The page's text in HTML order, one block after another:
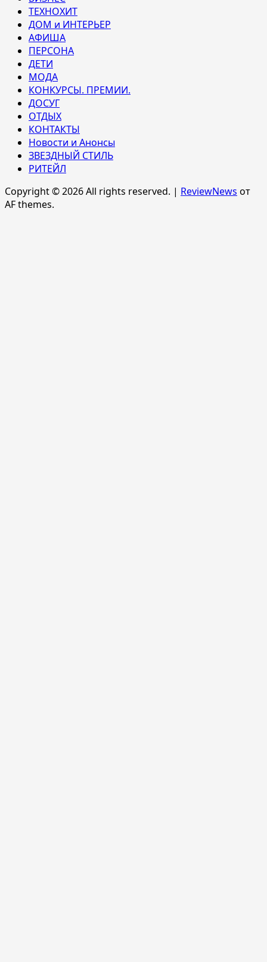
ТЕХНОХИТ
ДОМ и ИНТЕРЬЕР
АФИША
ПЕРСОНА
ДЕТИ
МОДА
КОНКУРСЫ. ПРЕМИИ.
ДОСУГ
ОТДЫХ
КОНТАКТЫ
Новости и Анонсы
ЗВЕЗДНЫЙ СТИЛЬ
РИТЕЙЛ
Copyright © 2026 All rights reserved. | ReviewNews от
AF themes.